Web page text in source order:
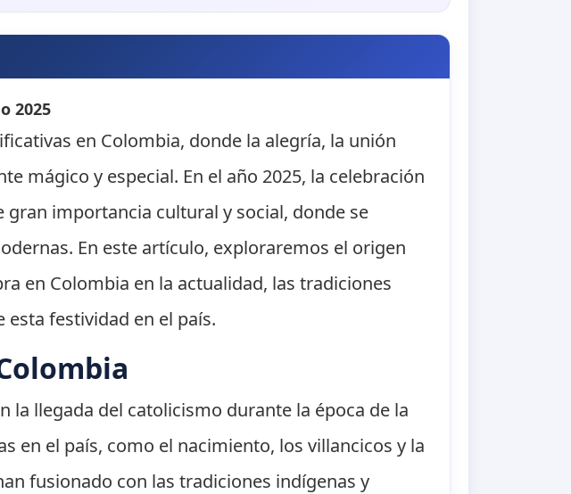
2025
en Colombia, donde la alegría, la unión
mágico y especial. En el año 2025, la celebración
importancia cultural y social, donde se
En este artículo, exploraremos el origen
en Colombia en la actualidad, las tradiciones
festividad en el país.
la llegada del catolicismo durante la época de la
en el país, como el nacimiento, los villancicos y la
fusionado con las tradiciones indígenas y